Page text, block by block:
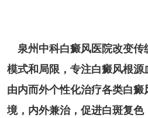
泉州中科白癜风医院改变
模式和局限，专注白癜风根
由内而外个性化治疗各类白
境，内外兼治，促进白斑复